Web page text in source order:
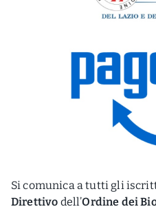
Si comunica a tutti gli
Direttivo dell’Ordine dei